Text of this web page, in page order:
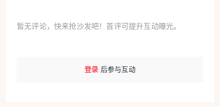
暂无评论，快来抢沙发吧！首评可提升互动曝光。
登录 后参与互动